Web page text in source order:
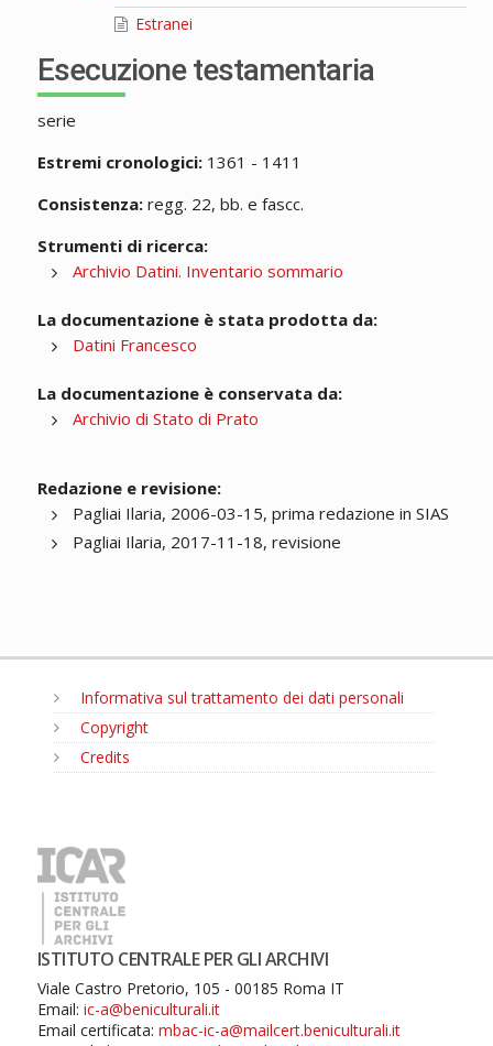
Estranei
Esecuzione testamentaria
serie
Estremi cronologici:1361 - 1411
Consistenza:regg. 22, bb. e fascc.
Strumenti di ricerca:
Archivio Datini. Inventario sommario
La documentazione è stata prodotta da:
Datini Francesco
La documentazione è conservata da:
Archivio di Stato di Prato
Redazione e revisione:
Pagliai Ilaria, 2006-03-15, prima redazione in SIAS
Pagliai Ilaria, 2017-11-18, revisione
Informativa sul trattamento dei dati personali
Copyright
Credits
ISTITUTO CENTRALE PER GLI ARCHIVI
Viale Castro Pretorio, 105 - 00185 Roma IT
Email: ic-a@beniculturali.it
Email certificata: mbac-ic-a@mailcert.beniculturali.it